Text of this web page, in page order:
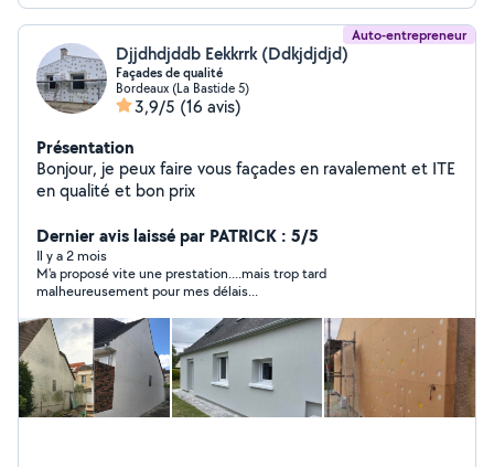
Auto-entrepreneur
Djjdhdjddb Eekkrrk (Ddkjdjdjd)
Façades de qualité
Bordeaux (La Bastide 5)
3,9/5 (16 avis)
Présentation
Bonjour, je peux faire vous façades en ravalement et ITE
en qualité et bon prix
Dernier avis laissé par PATRICK : 5/5
Il y a 2 mois
M'a proposé vite une prestation....mais trop tard
malheureusement pour mes délais...